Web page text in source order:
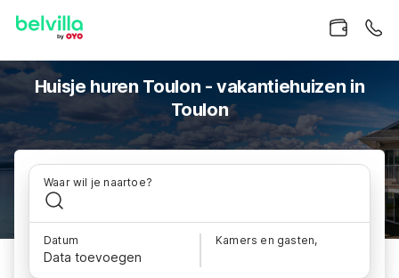
Huisje huren Toulon - vakantiehuizen in
Toulon
Waar wil je naartoe?
Datum
Data toevoegen
Kamers en gasten,